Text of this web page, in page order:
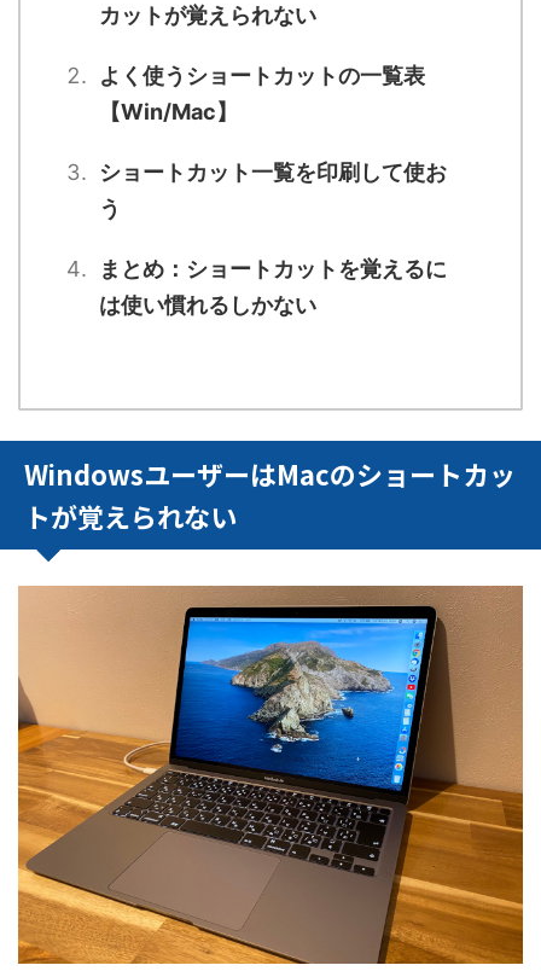
カットが覚えられない
よく使うショートカットの一覧表
【Win/Mac】
ショートカット一覧を印刷して使お
う
まとめ：ショートカットを覚えるに
は使い慣れるしかない
WindowsユーザーはMacのショートカッ
トが覚えられない